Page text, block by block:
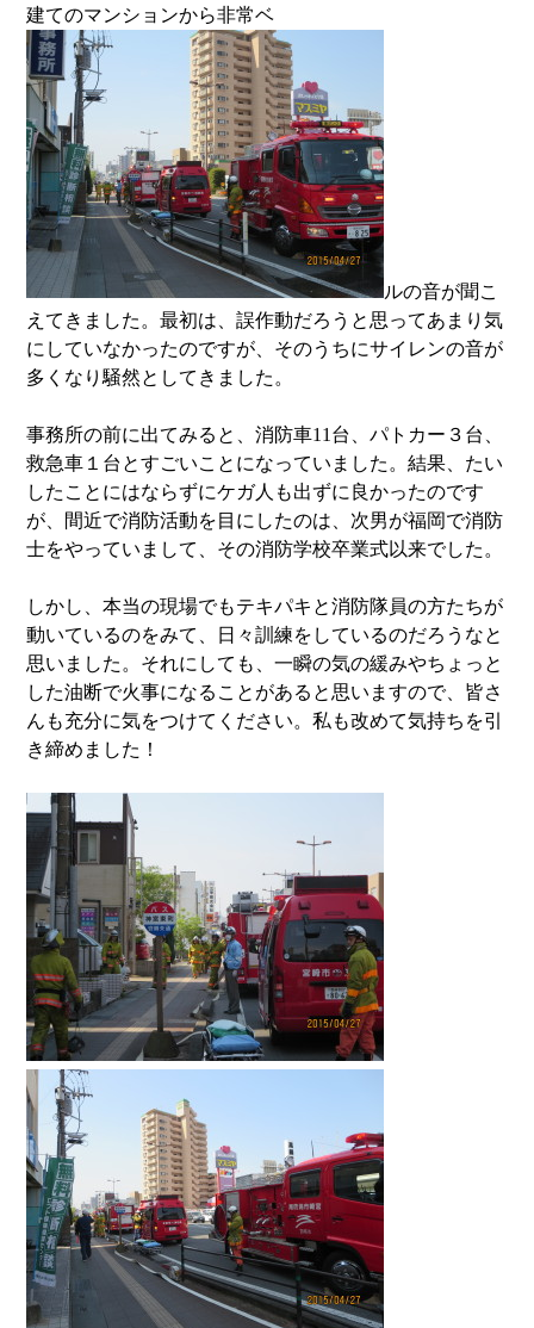
建てのマンションから非常ベ
ルの音が聞こ
えてきました。最初は、誤作動だろうと思ってあまり気
にしていなかったのですが、そのうちにサイレンの音が
多くなり騒然としてきました。
事務所の前に出てみると、消防車11台、パトカー３台、
救急車１台とすごいことになっていました。結果、たい
したことにはならずにケガ人も出ずに良かったのです
が、間近で消防活動を目にしたのは、次男が福岡で消防
士をやっていまして、その消防学校卒業式以来でした。
しかし、本当の現場でもテキパキと消防隊員の方たちが
動いているのをみて、日々訓練をしているのだろうなと
思いました。それにしても、一瞬の気の緩みやちょっと
した油断で火事になることがあると思いますので、皆さ
んも充分に気をつけてください。私も改めて気持ちを引
き締めました！